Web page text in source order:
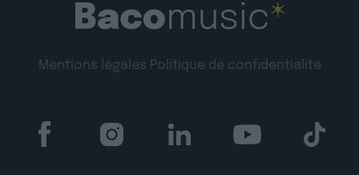
Mentions légales Politique de confidentialité